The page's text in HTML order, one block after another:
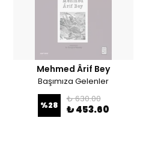
Mehmed Ârif Bey
Başımıza Gelenler
%28
₺ 630.00
₺ 453.60